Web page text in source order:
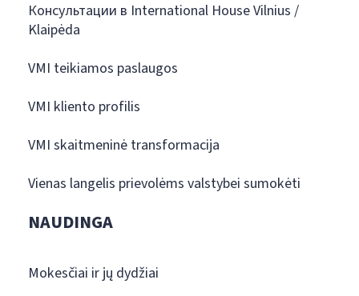
Консультации в International House Vilnius /
Klaipėda
VMI teikiamos paslaugos
VMI kliento profilis
VMI skaitmeninė transformacija
Vienas langelis prievolėms valstybei sumokėti
NAUDINGA
Mokesčiai ir jų dydžiai